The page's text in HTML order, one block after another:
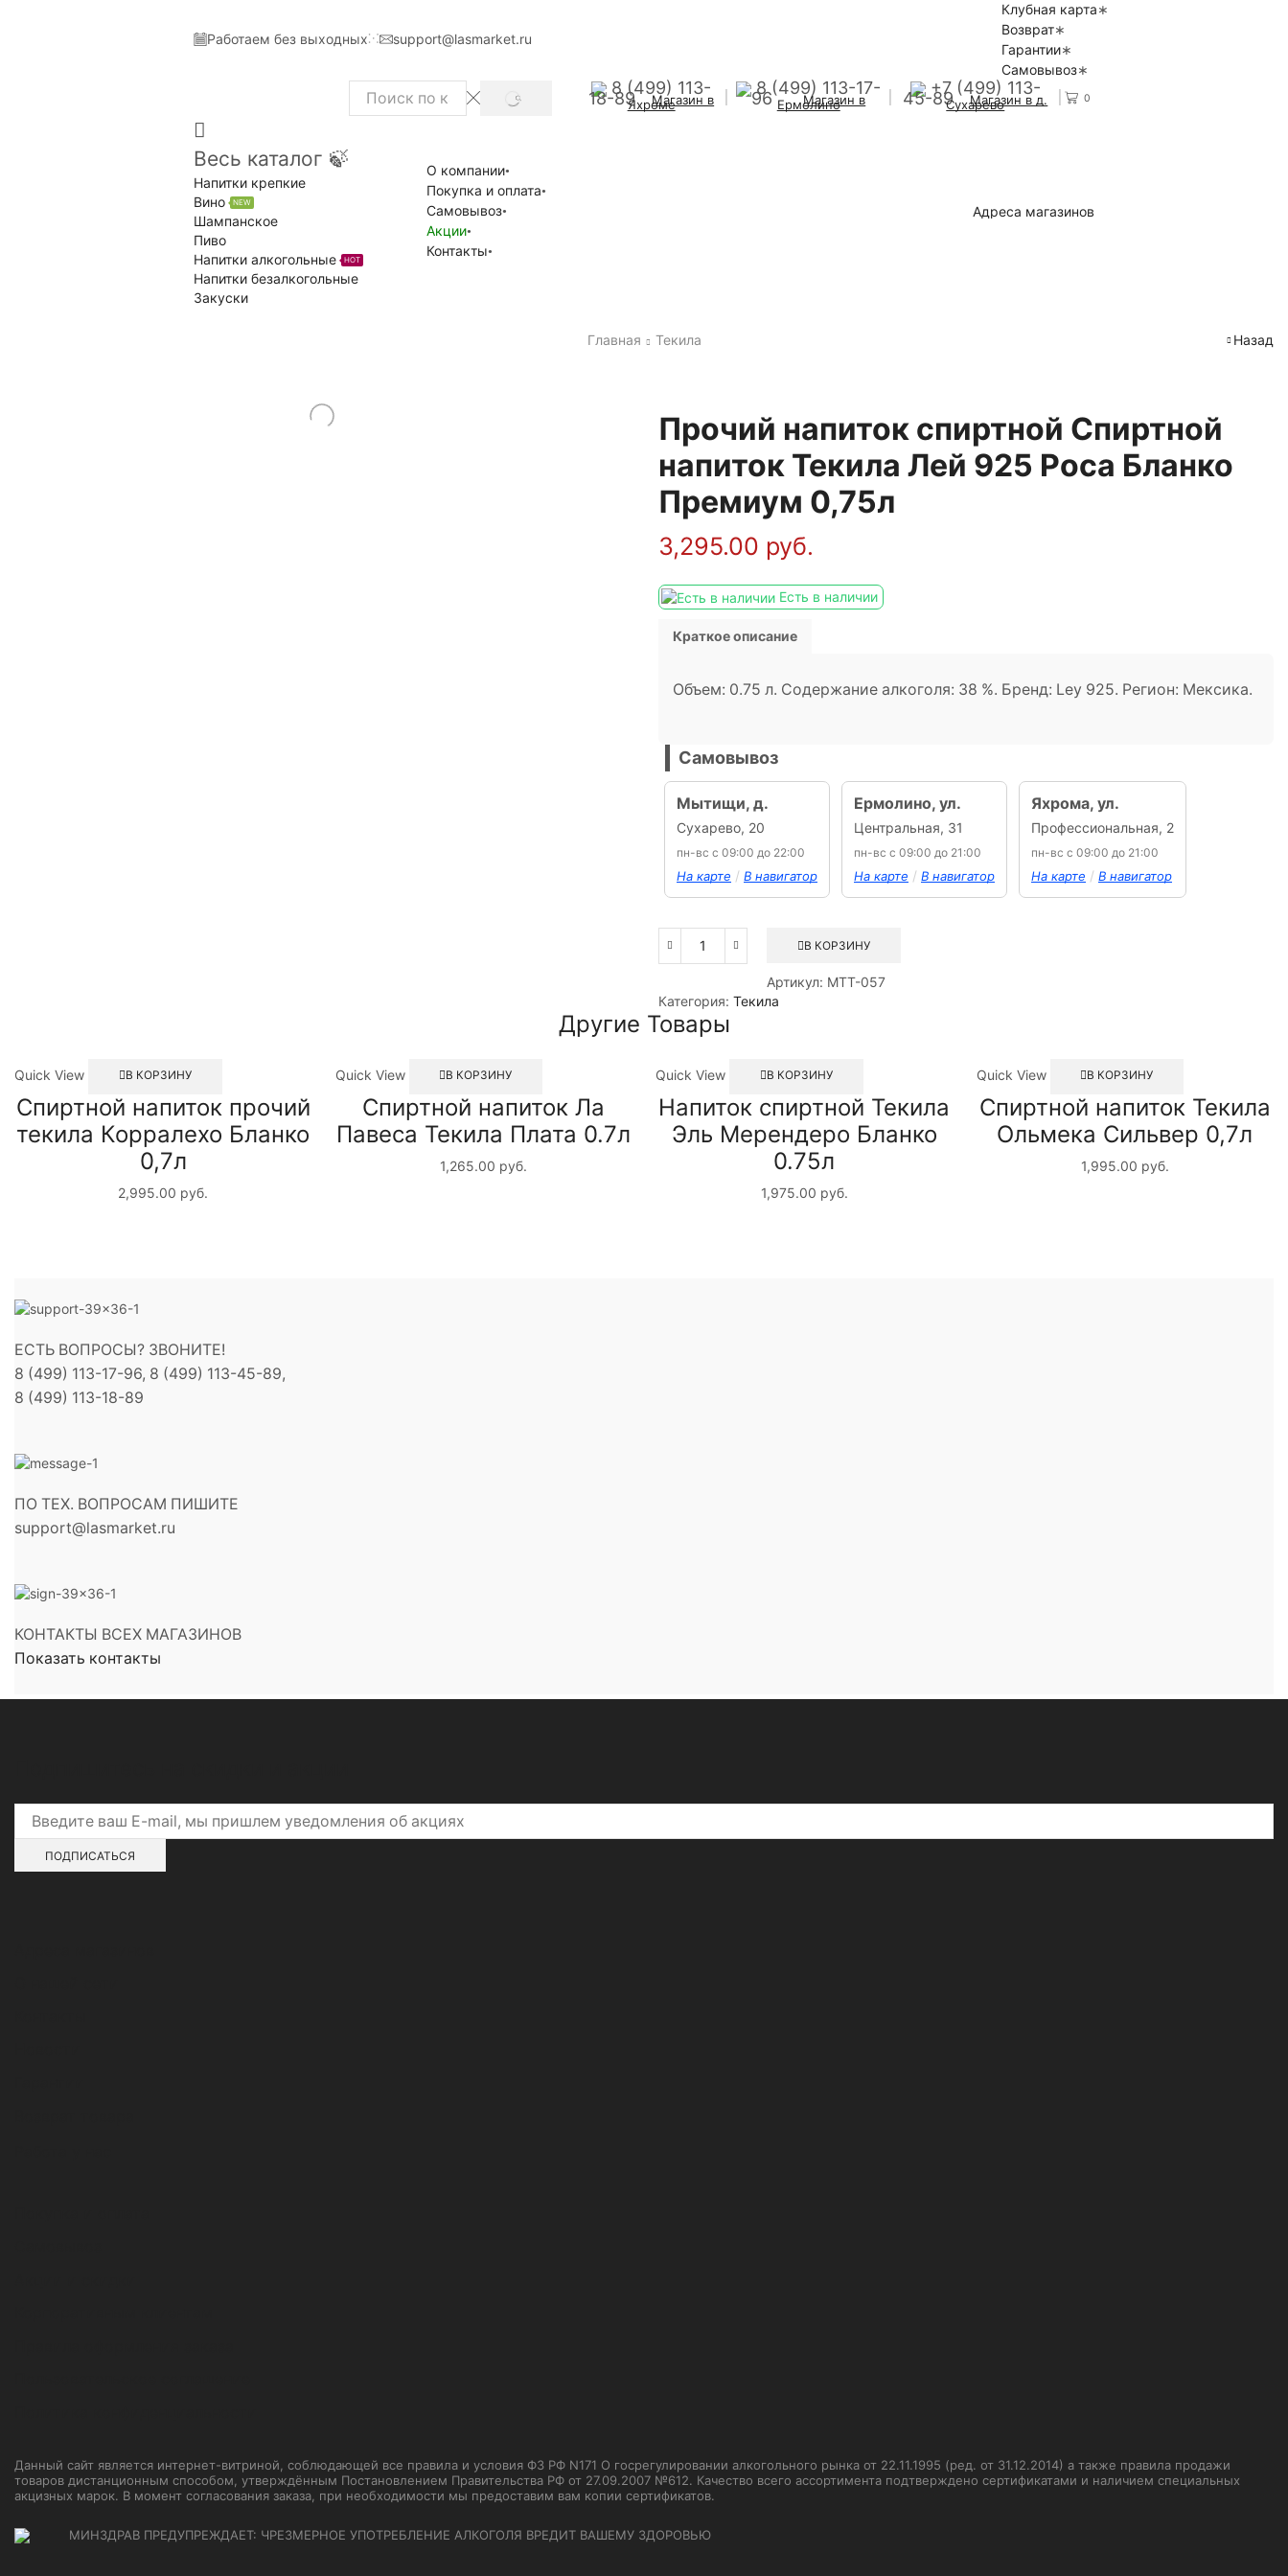
Работаем без выходных support@lasmarket.ru
Клубная карта
Возврат
Гарантии
Самовывоз
Search
SEARCH
8 (499) 113-
18-89 Магазин в
Яхроме
8 (499) 113-17-
96 Магазин в
Ермолино
+7 (499) 113-
45-89 Магазин в д.
Сухарево 0
Весь каталог 🍃
Напитки крепкие
Вино
NEW
Шампанское
Пиво
Напитки алкогольные
HOT
Напитки безалкогольные
Закуски
О компании
Покупка и оплата
Самовывоз
Акции
Контакты
Адреса магазинов
Главная Текила Назад
Прочий напиток спиртной Спиртной
напиток Текила Лей 925 Роса Бланко
Премиум 0,75л
3,295.00 руб.
Есть в наличии
Краткое описание
Объем: 0.75 л. Содержание алкоголя: 38 %. Бренд: Ley 925. Регион: Мексика.
Самовывоз
Мытищи, д.
Сухарево, 20
пн-вс с 09:00 до 22:00
На карте / В навигатор
Ермолино, ул.
Центральная, 31
пн-вс с 09:00 до 21:00
На карте / В навигатор
Яхрома, ул.
Профессиональная, 2
пн-вс с 09:00 до 21:00
На карте / В навигатор
Количество
Прочий
напиток
спиртной
напиток
Лей
925
Роса
Премиум
В КОРЗИНУ
Артикул: MTT-057
Категория: Текила
Другие Товары
Quick View В КОРЗИНУ
Спиртной напиток прочий
текила Корралехо Бланко
0,7л
2,995.00 руб.
Quick View В КОРЗИНУ
Спиртной напиток Ла
Павеса Текила Плата 0.7л
1,265.00 руб.
Quick View В КОРЗИНУ
Напиток спиртной Текила
Эль Мерендеро Бланко
0.75л
1,975.00 руб.
Quick View В КОРЗИНУ
Спиртной напиток Текила
Ольмека Сильвер 0,7л
1,995.00 руб.
ЕСТЬ ВОПРОСЫ? ЗВОНИТЕ!
8 (499) 113-17-96, 8 (499) 113-45-89,
8 (499) 113-18-89
ПО ТЕХ. ВОПРОСАМ ПИШИТЕ
support@lasmarket.ru
КОНТАКТЫ ВСЕХ МАГАЗИНОВ
Показать контакты
Данный сайт является интернет-витриной, соблюдающей все правила и условия ФЗ РФ N171 О госрегулировании алкогольного рынка от 22.11.1995 (ред. от 31.12.2014) а также правила продажи
товаров дистанционным способом, утверждённым Постановлением Правительства РФ от 27.09.2007 №612. Качество всего ассортимента подтверждено сертификатами и наличием специальных
акцизных марок. В момент согласования заказа, при необходимости мы предоставим вам копии сертификатов.
МИНЗДРАВ ПРЕДУПРЕЖДАЕТ: ЧРЕЗМЕРНОЕ УПОТРЕБЛЕНИЕ АЛКОГОЛЯ ВРЕДИТ ВАШЕМУ ЗДОРОВЬЮ